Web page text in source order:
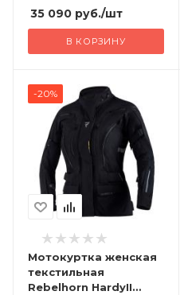
35 090 руб./шт
В КОРЗИНУ
-20%
Мотокуртка женская
текстильная
Rebelhorn HardyII